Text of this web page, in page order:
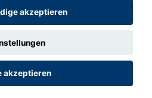
akzeptieren
akzeptieren